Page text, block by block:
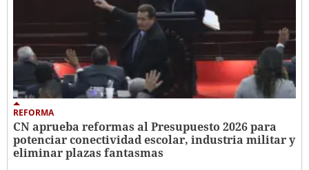
REFORMA
CN aprueba reformas al Presupuesto 2026 para
potenciar conectividad escolar, industria militar y
eliminar plazas fantasmas